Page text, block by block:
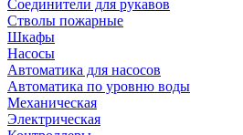
Соединители для рукавов
Стволы пожарные
Шкафы
Насосы
Автоматика для насосов
Автоматика по уровню воды
Механическая
Электрическая